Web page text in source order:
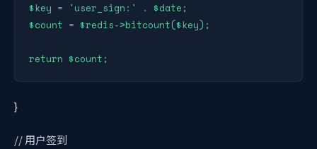
$key = 'user_sign:' . $date;
$count = $redis->bitcount($key);
return $count;
}
// 用户签到